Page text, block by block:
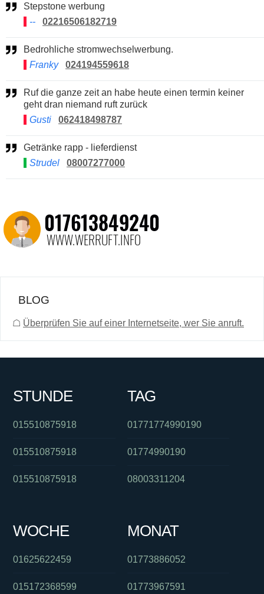
Stepstone werbung
--
02216506182719
Bedrohliche stromwechselwerbung.
Franky
024194559618
Ruf die ganze zeit an habe heute einen termin keiner
geht dran niemand ruft zurück
Gusti
062418498787
Getränke rapp - lieferdienst
Strudel
08007277000
BLOG
☖ Überprüfen Sie auf einer Internetseite, wer Sie anruft.
STUNDE
015510875918
015510875918
015510875918
TAG
01771774990190
01774990190
08003311204
WOCHE
01625622459
015172368599
MONAT
01773886052
01773967591